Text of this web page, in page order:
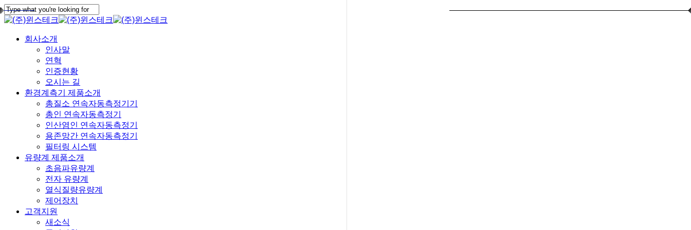
Skip
to
main
content
Close
Menu
회사소개
인사말
연혁
인증현황
오시는 길
환경계측기 제품소개
총질소 연속자동측정기기
총인 연속자동측정기
인산염인 연속자동측정기
용존망간 연속자동측정기
필터링 시스템
유량계 제품소개
초음파유량계
전자 유량계
열식질량유량계
제어장치
고객지원
새소식